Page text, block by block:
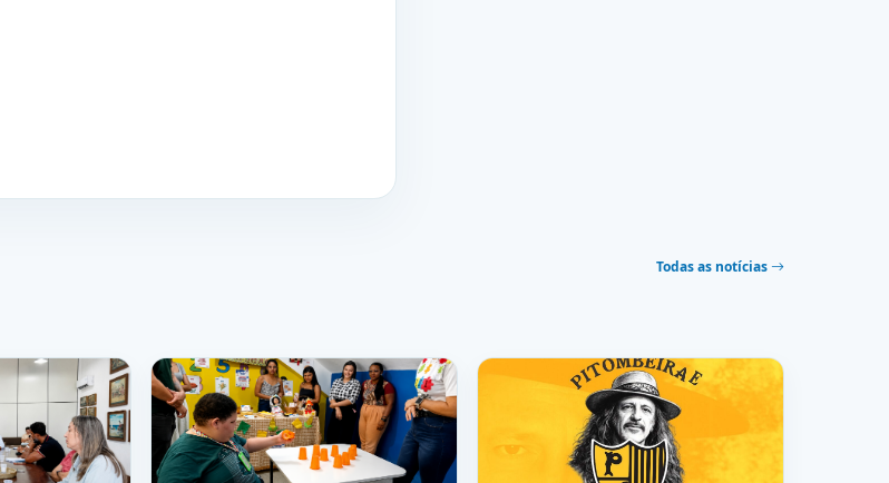
Todas as notícias